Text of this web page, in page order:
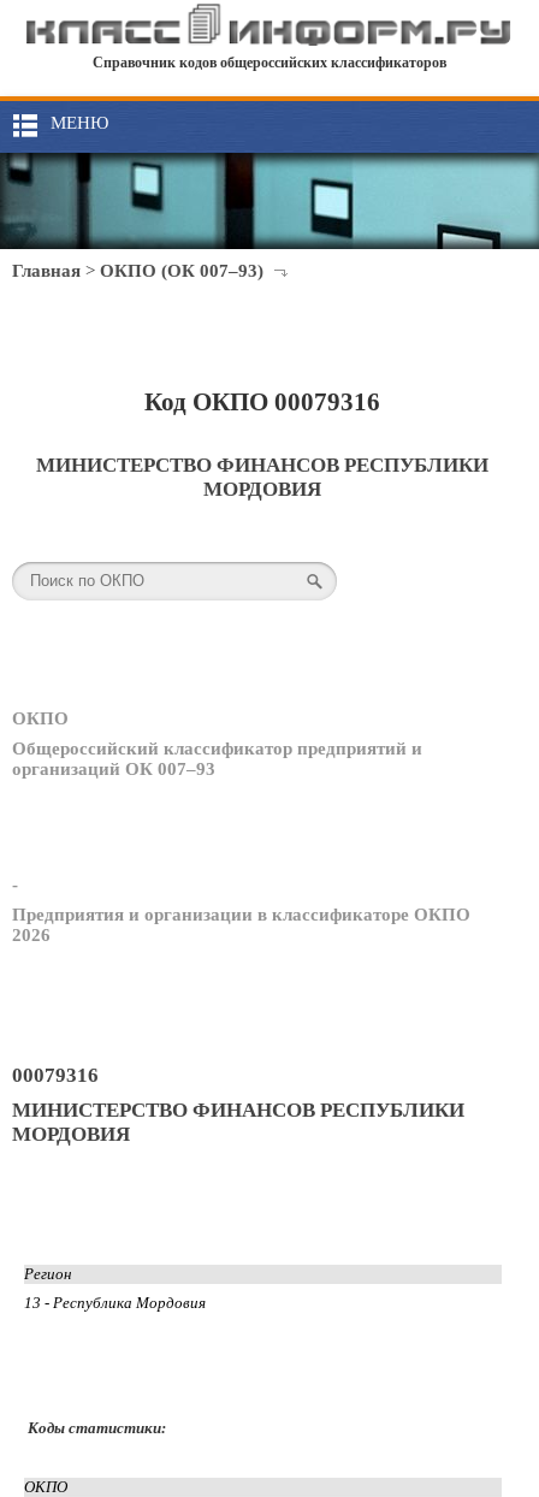
Справочник кодов общероссийских классификаторов
МЕНЮ
Главная > ОКПО (ОК 007–93)
Код ОКПО 00079316
МИНИСТЕРСТВО ФИНАНСОВ РЕСПУБЛИКИ
МОРДОВИЯ
ОКПО
Общероссийский классификатор предприятий и
организаций ОК 007–93
-
Предприятия и организации в классификаторе ОКПО
2026
00079316
МИНИСТЕРСТВО ФИНАНСОВ РЕСПУБЛИКИ
МОРДОВИЯ
Регион
13 - Республика Мордовия
Коды статистики:
ОКПО